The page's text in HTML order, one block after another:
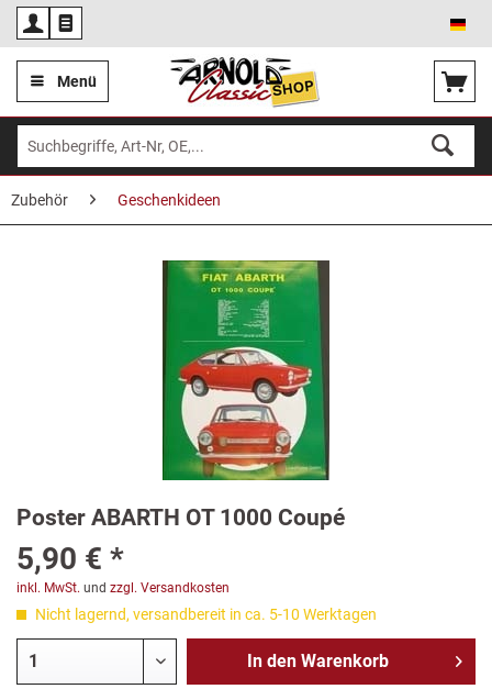
Menü
Zubehör Geschenkideen
Poster ABARTH OT 1000 Coupé
5,90 € *
inkl. MwSt. und zzgl. Versandkosten
Nicht lagernd, versandbereit in ca. 5-10 Werktagen
In den Warenkorb